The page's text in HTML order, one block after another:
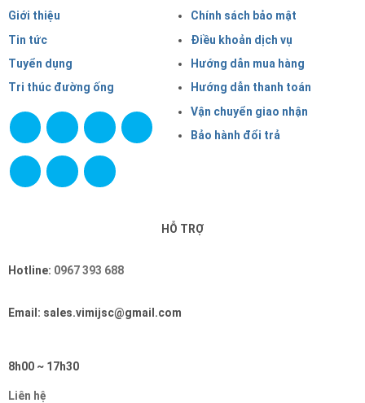
Giới thiệu
Tin tức
Tuyển dụng
Tri thúc đường ống
Chính sách bảo mật
Điều khoản dịch vụ
Hướng dẫn mua hàng
Hướng dẫn thanh toán
Vận chuyển giao nhận
Bảo hành đổi trả
HỖ TRỢ
Hotline: 0967 393 688
Email: sales.vimijsc@gmail.com
8h00 ~ 17h30
Liên hệ